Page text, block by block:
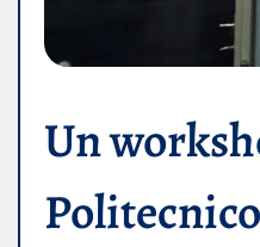
Un